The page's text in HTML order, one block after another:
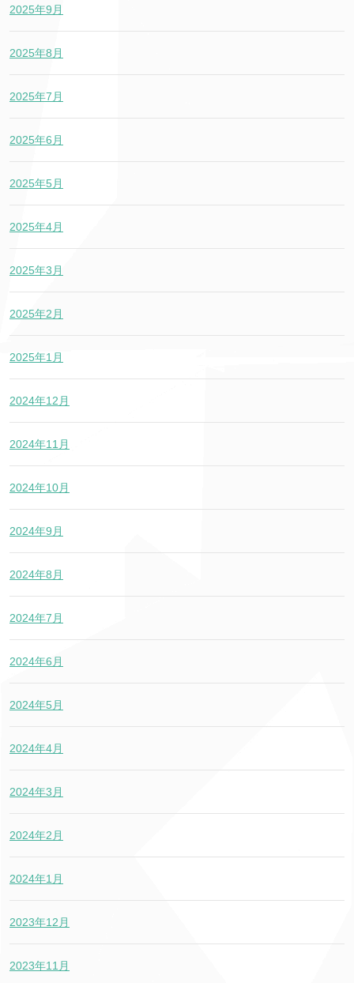
2025年9月
2025年8月
2025年7月
2025年6月
2025年5月
2025年4月
2025年3月
2025年2月
2025年1月
2024年12月
2024年11月
2024年10月
2024年9月
2024年8月
2024年7月
2024年6月
2024年5月
2024年4月
2024年3月
2024年2月
2024年1月
2023年12月
2023年11月